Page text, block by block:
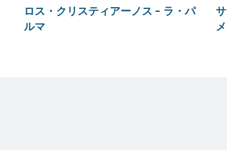
ロス・クリスティアーノス - ラ・パ
ルマ